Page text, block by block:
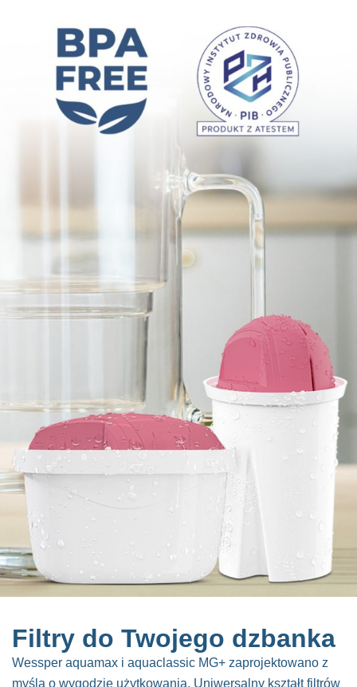
Filtry do Twojego dzbanka
Wessper aquamax i aquaclassic MG+ zaprojektowano z
myślą o wygodzie użytkowania. Uniwersalny kształt filtrów